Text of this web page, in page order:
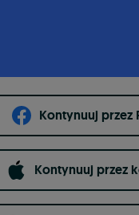
Kontynuuj przez
Kontynuuj przez